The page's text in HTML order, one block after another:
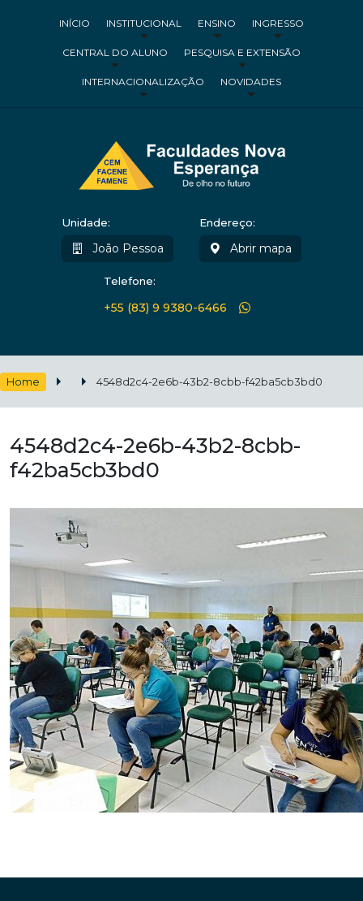
INÍCIO INSTITUCIONAL ENSINO INGRESSO
CENTRAL DO ALUNO PESQUISA E EXTENSÃO
INTERNACIONALIZAÇÃO NOVIDADES
Unidade:
João Pessoa
Endereço:
Abrir mapa
Telefone:
+55 (83) 9 9380-6466
Home 4548d2c4-2e6b-43b2-8cbb-f42ba5cb3bd0
4548d2c4-2e6b-43b2-8cbb-
f42ba5cb3bd0